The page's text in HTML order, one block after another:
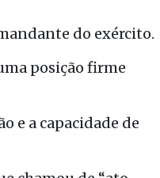
do exército.
posição firme
e a capacidade de